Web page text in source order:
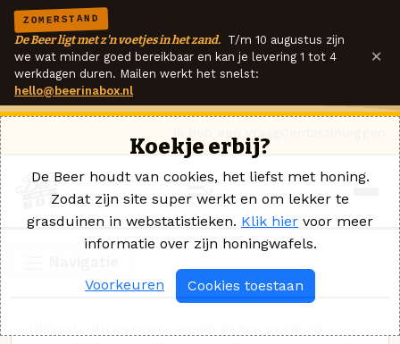
ZOMERSTAND
De Beer ligt met z'n voetjes in het zand. T/m 10 augustus zijn
we wat minder goed bereikbaar en kan je levering 1 tot 4
werkdagen duren. Mailen werkt het snelst:
hello@beerinabox.nl
×
Koekje erbij?
De Beer houdt van cookies, het liefst met honing.
Zodat zijn site super werkt en om lekker te
grasduinen in webstatistieken. Klik hier voor meer
informatie over zijn honingwafels.
Voorkeuren Cookies toestaan